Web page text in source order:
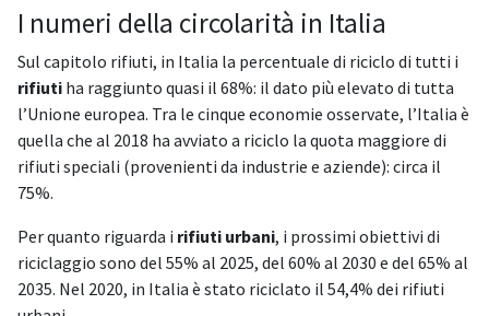
I numeri della circolarità in Italia
Sul capitolo rifiuti, in Italia la percentuale di riciclo di tutti i
rifiuti ha raggiunto quasi il 68%: il dato più elevato di tutta
l’Unione europea. Tra le cinque economie osservate, l’Italia è
quella che al 2018 ha avviato a riciclo la quota maggiore di
rifiuti speciali (provenienti da industrie e aziende): circa il
75%.
Per quanto riguarda i rifiuti urbani, i prossimi obiettivi di
riciclaggio sono del 55% al 2025, del 60% al 2030 e del 65% al
2035. Nel 2020, in Italia è stato riciclato il 54,4% dei rifiuti